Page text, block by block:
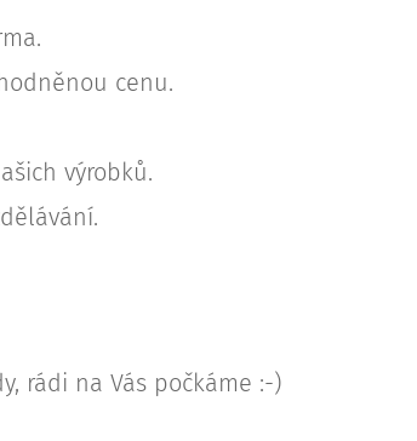
cenu.
výrobků.
rádi na Vás počkáme :-)